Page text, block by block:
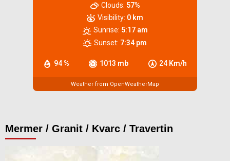
94 % 1013 mb 24 Km/h
Clouds: 57%
Visibility: 0 km
Sunrise: 5:17 am
Sunset: 7:34 pm
Weather from OpenWeatherMap
Mermer / Granit / Kvarc / Travertin